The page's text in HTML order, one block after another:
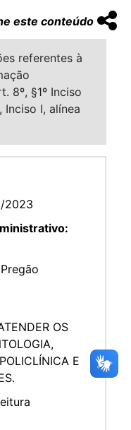
este conteúdo
referentes à
8º, §1º Inciso
Inciso I, alínea
2023
Pregão
OS
E